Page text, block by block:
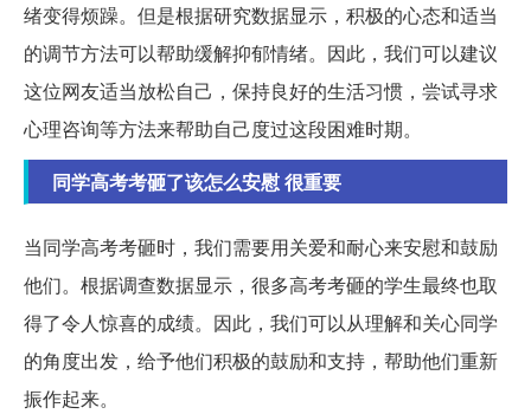
绪变得烦躁。但是根据研究数据显示，积极的心态和适当
的调节方法可以帮助缓解抑郁情绪。因此，我们可以建议
这位网友适当放松自己，保持良好的生活习惯，尝试寻求
心理咨询等方法来帮助自己度过这段困难时期。
同学高考考砸了该怎么安慰 很重要
当同学高考考砸时，我们需要用关爱和耐心来安慰和鼓励
他们。根据调查数据显示，很多高考考砸的学生最终也取
得了令人惊喜的成绩。因此，我们可以从理解和关心同学
的角度出发，给予他们积极的鼓励和支持，帮助他们重新
振作起来。